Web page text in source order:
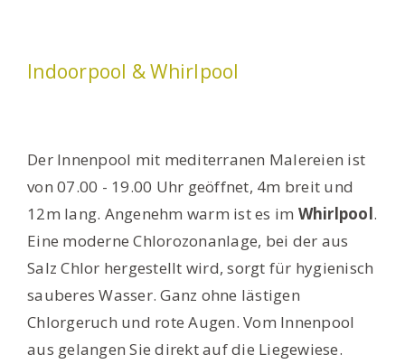
Indoorpool & Whirlpool
Der Innenpool mit mediterranen Malereien ist
von 07.00 - 19.00 Uhr geöffnet, 4m breit und
12m lang. Angenehm warm ist es im Whirlpool.
Eine moderne Chlorozonanlage, bei der aus
Salz Chlor hergestellt wird, sorgt für hygienisch
sauberes Wasser. Ganz ohne lästigen
Chlorgeruch und rote Augen. Vom Innenpool
aus gelangen Sie direkt auf die Liegewiese.